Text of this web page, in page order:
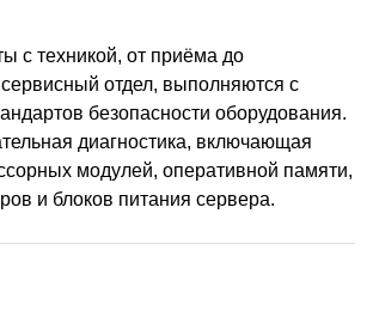
с техникой, от приёма до
отдел, выполняются с
безопасности оборудования.
диагностика, включающая
модулей, оперативной памяти,
и блоков питания сервера.